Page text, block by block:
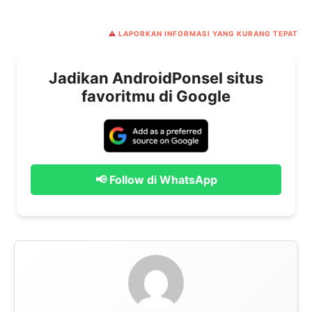
⚠️ LAPORKAN INFORMASI YANG KURANG TEPAT
Jadikan AndroidPonsel situs
favoritmu di Google
📢 Follow di WhatsApp